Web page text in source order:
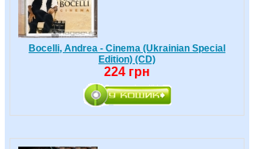
Bocelli, Andrea - Cinema (Ukrainian Special
Edition) (CD)
224 грн